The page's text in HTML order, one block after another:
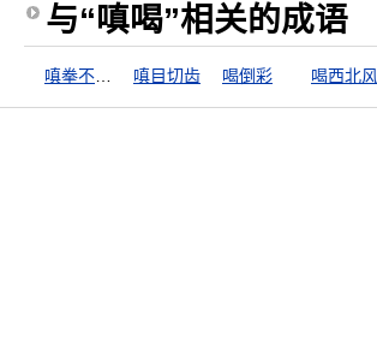
与“嗔喝”相关的成语
嗔目切齿 喝倒彩 喝西北风